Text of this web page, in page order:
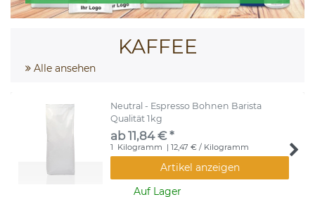
KAFFEE
Alle ansehen
Neutral - Espresso Bohnen Barista
Qualität 1kg
ab 11,84 € *
1 Kilogramm | 12,47 € / Kilogramm
Artikel anzeigen
Auf Lager